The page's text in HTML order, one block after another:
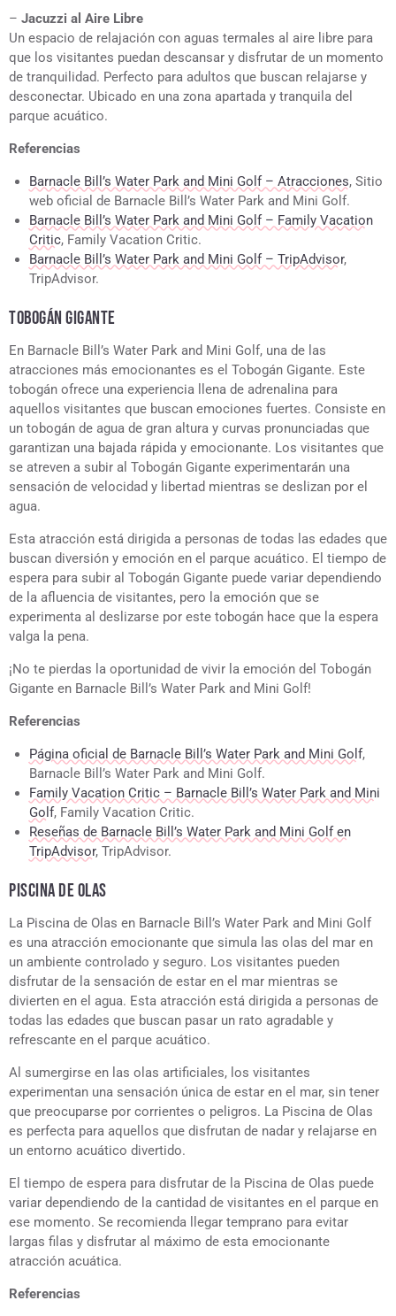
– Jacuzzi al Aire Libre
Un espacio de relajación con aguas termales al aire libre para
que los visitantes puedan descansar y disfrutar de un momento
de tranquilidad. Perfecto para adultos que buscan relajarse y
desconectar. Ubicado en una zona apartada y tranquila del
parque acuático.
Referencias
Barnacle Bill’s Water Park and Mini Golf – Atracciones, Sitio
web oficial de Barnacle Bill’s Water Park and Mini Golf.
Barnacle Bill’s Water Park and Mini Golf – Family Vacation
Critic, Family Vacation Critic.
Barnacle Bill’s Water Park and Mini Golf – TripAdvisor,
TripAdvisor.
TOBOGÁN GIGANTE
En Barnacle Bill’s Water Park and Mini Golf, una de las
atracciones más emocionantes es el Tobogán Gigante. Este
tobogán ofrece una experiencia llena de adrenalina para
aquellos visitantes que buscan emociones fuertes. Consiste en
un tobogán de agua de gran altura y curvas pronunciadas que
garantizan una bajada rápida y emocionante. Los visitantes que
se atreven a subir al Tobogán Gigante experimentarán una
sensación de velocidad y libertad mientras se deslizan por el
agua.
Esta atracción está dirigida a personas de todas las edades que
buscan diversión y emoción en el parque acuático. El tiempo de
espera para subir al Tobogán Gigante puede variar dependiendo
de la afluencia de visitantes, pero la emoción que se
experimenta al deslizarse por este tobogán hace que la espera
valga la pena.
¡No te pierdas la oportunidad de vivir la emoción del Tobogán
Gigante en Barnacle Bill’s Water Park and Mini Golf!
Referencias
Página oficial de Barnacle Bill’s Water Park and Mini Golf,
Barnacle Bill’s Water Park and Mini Golf.
Family Vacation Critic – Barnacle Bill’s Water Park and Mini
Golf, Family Vacation Critic.
Reseñas de Barnacle Bill’s Water Park and Mini Golf en
TripAdvisor, TripAdvisor.
PISCINA DE OLAS
La Piscina de Olas en Barnacle Bill’s Water Park and Mini Golf
es una atracción emocionante que simula las olas del mar en
un ambiente controlado y seguro. Los visitantes pueden
disfrutar de la sensación de estar en el mar mientras se
divierten en el agua. Esta atracción está dirigida a personas de
todas las edades que buscan pasar un rato agradable y
refrescante en el parque acuático.
Al sumergirse en las olas artificiales, los visitantes
experimentan una sensación única de estar en el mar, sin tener
que preocuparse por corrientes o peligros. La Piscina de Olas
es perfecta para aquellos que disfrutan de nadar y relajarse en
un entorno acuático divertido.
El tiempo de espera para disfrutar de la Piscina de Olas puede
variar dependiendo de la cantidad de visitantes en el parque en
ese momento. Se recomienda llegar temprano para evitar
largas filas y disfrutar al máximo de esta emocionante
atracción acuática.
Referencias